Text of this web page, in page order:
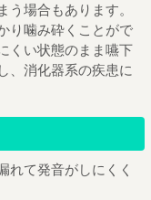
場合もあります。
り噛み砕くことがで
くい状態のまま嚥下
、消化器系の疾患に
れて発音がしにくく